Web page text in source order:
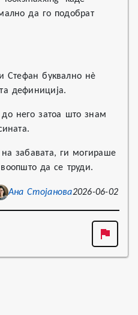
да го подобрат
Стефан буквално нè
дефиниција.
него затоа што знам
забавата, ги могираше
да се труди.
Ана Стојанова2026-06-02